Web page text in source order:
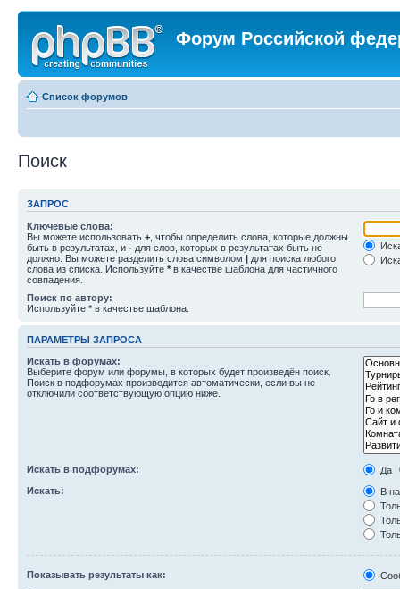
Форум Российской
Список форумов
Поиск
ЗАПРОС
Ключевые слова:
Вы можете использовать + , чтобы определить слова, которые должны
быть в результатах, и - для слов, которых в результатах быть не
должно. Вы можете разделить слова символом | для поиска любого
слова из списка. Используйте * в качестве шаблона для частичного
совпадения.
Поиск по автору:
Используйте * в качестве шаблона.
ПАРАМЕТРЫ ЗАПРОСА
Искать в форумах:
Выберите форум или форумы, в которых будет произведён поиск.
Поиск в подфорумах производится автоматически, если вы не
отключили соответствующую опцию ниже.
Искать в подфорумах:
Да
Искать:
В
Показывать результаты как: